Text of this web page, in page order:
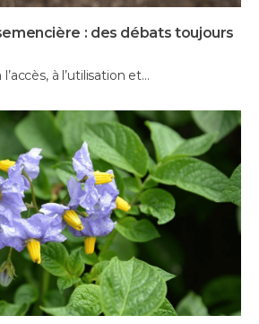
: des débats toujours
à l’utilisation et…